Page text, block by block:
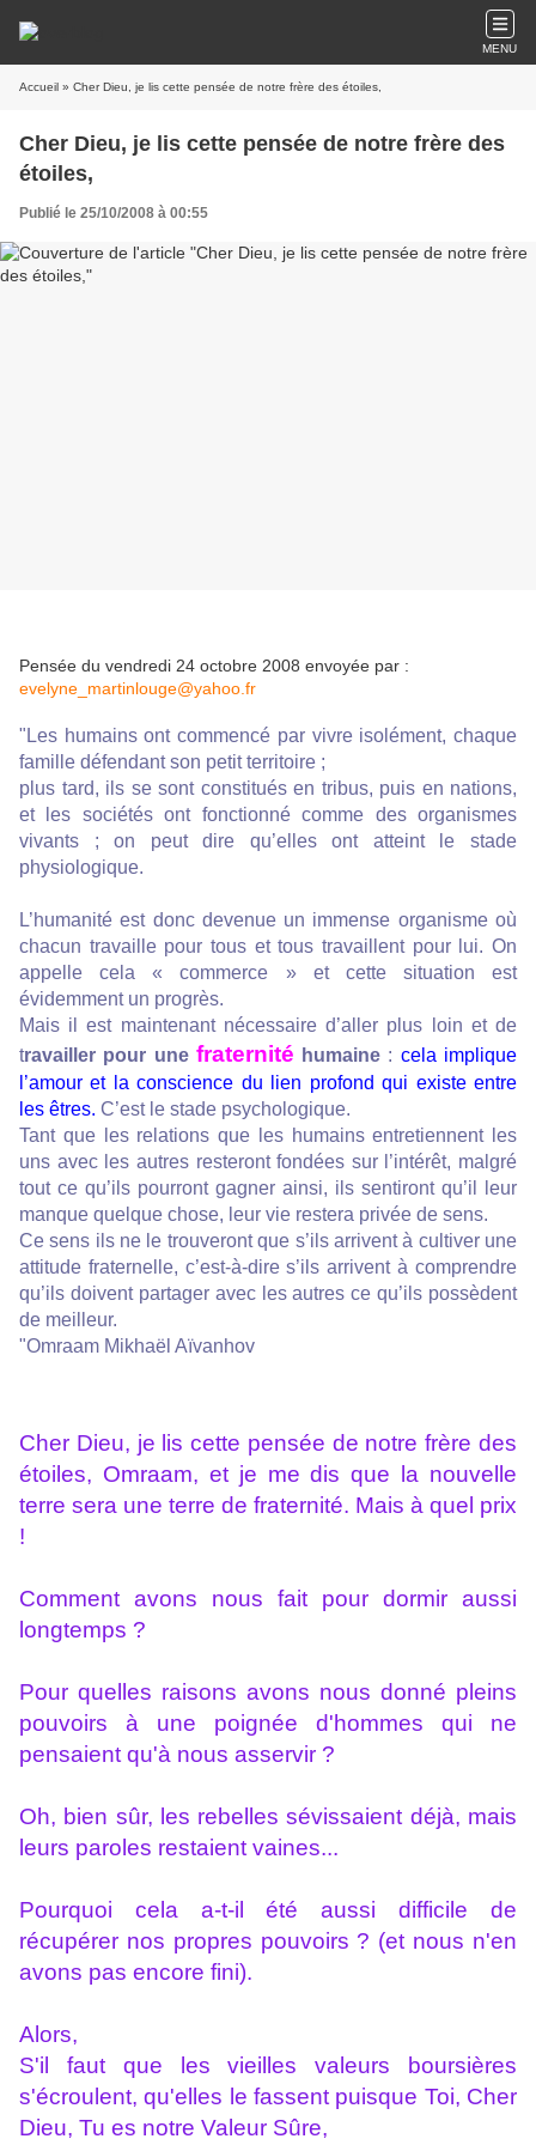
MENU
Accueil » Cher Dieu, je lis cette pensée de notre frère des étoiles,
Cher Dieu, je lis cette pensée de notre frère des
étoiles,
Publié le 25/10/2008 à 00:55
Pensée du vendredi 24 octobre 2008 envoyée par :
evelyne_martinlouge@yahoo.fr
"Les humains ont commencé par vivre isolément, chaque
famille défendant son petit territoire ;
plus tard, ils se sont constitués en tribus, puis en nations,
et les sociétés ont fonctionné comme des organismes
vivants ; on peut dire qu’elles ont atteint le stade
physiologique.
L’humanité est donc devenue un immense organisme où
chacun travaille pour tous et tous travaillent pour lui. On
appelle cela « commerce » et cette situation est
évidemment un progrès.
Mais il est maintenant nécessaire d’aller plus loin et de
travailler pour une fraternité humaine : cela implique
l’amour et la conscience du lien profond qui existe entre
les êtres. C’est le stade psychologique.
Tant que les relations que les humains entretiennent les
uns avec les autres resteront fondées sur l’intérêt, malgré
tout ce qu’ils pourront gagner ainsi, ils sentiront qu’il leur
manque quelque chose, leur vie restera privée de sens.
Ce sens ils ne le trouveront que s’ils arrivent à cultiver une
attitude fraternelle, c’est-à-dire s’ils arrivent à comprendre
qu’ils doivent partager avec les autres ce qu’ils possèdent
de meilleur.
"Omraam Mikhaël Aïvanhov
Cher Dieu, je lis cette pensée de notre frère des
étoiles, Omraam, et je me dis que la nouvelle
terre sera une terre de fraternité. Mais à quel prix
!
Comment avons nous fait pour dormir aussi
longtemps ?
Pour quelles raisons avons nous donné pleins
pouvoirs à une poignée d'hommes qui ne
pensaient qu'à nous asservir ?
Oh, bien sûr, les rebelles sévissaient déjà, mais
leurs paroles restaient vaines...
Pourquoi cela a-t-il été aussi difficile de
récupérer nos propres pouvoirs ? (et nous n'en
avons pas encore fini).
Alors,
S'il faut que les vieilles valeurs boursières
s'écroulent, qu'elles le fassent puisque Toi, Cher
Dieu, Tu es notre Valeur Sûre,